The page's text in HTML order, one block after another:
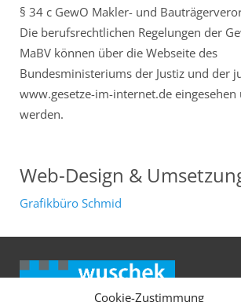
Cookie-Zustimmung
§ 34 c GewO Makler- und
Die berufsrechtlichen Regelungen der
MaBV können über die Webseite des
Bundesministeriums der Justiz und der
www.gesetze-im-internet.de eingesehen
werden.
Web-Design &
Grafikbüro Schmid